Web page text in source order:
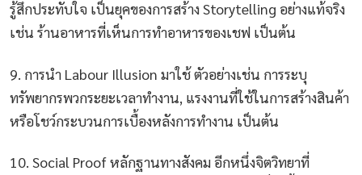
รู้สึกประทับใจ เป็นยุคของการสร้าง Storytelling อย่างแท้จริง
เช่น ร้านอาหารที่เห็นการทำอาหารของเชฟ เป็นต้น
9. การนำ Labour Illusion มาใช้ ตัวอย่างเช่น การระบุ
ทรัพยากรพวกระยะเวลาทำงาน, แรงงานที่ใช้ในการสร้างสินค้า
หรือโชว์กระบวนการเบื้องหลังการทำงาน เป็นต้น
10. Social Proof หลักฐานทางสังคม อีกหนึ่งจิตวิทยาที่